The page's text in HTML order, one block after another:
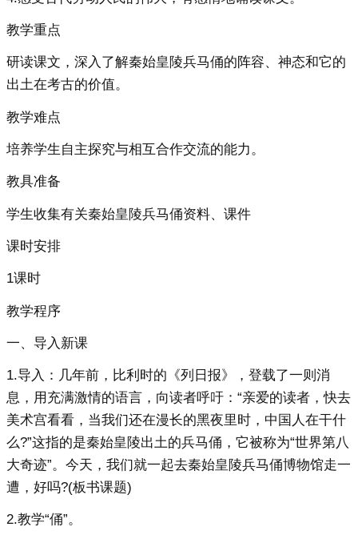
教学重点
研读课文，深入了解秦始皇陵兵马俑的阵容、神态和它的
出土在考古的价值。
教学难点
培养学生自主探究与相互合作交流的能力。
教具准备
学生收集有关秦始皇陵兵马俑资料、课件
课时安排
1课时
教学程序
一、导入新课
1.导入：几年前，比利时的《列日报》，登载了一则消
息，用充满激情的语言，向读者呼吁：“亲爱的读者，快去
美术宫看看，当我们还在漫长的黑夜里时，中国人在干什
么?”这指的是秦始皇陵出土的兵马俑，它被称为“世界第八
大奇迹”。今天，我们就一起去秦始皇陵兵马俑博物馆走一
遭，好吗?(板书课题)
2.教学“俑”。